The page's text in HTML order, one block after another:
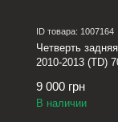
ID товара: 1007164
Четверть
2010-2013 (TD)
9 000 грн
В наличии